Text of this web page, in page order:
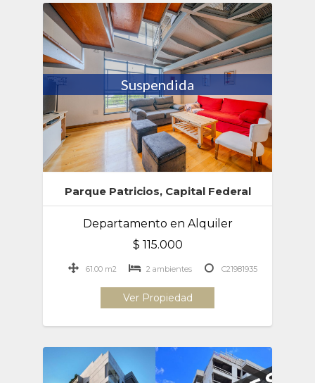
Suspendida
Parque Patricios, Capital Federal
Departamento en Alquiler
$ 115.000
61.00 m2 2 ambientes C21981935
Ver Propiedad